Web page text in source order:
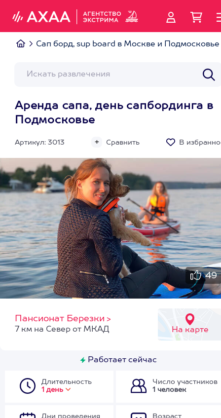
Сап борд, sup board в Москве и Подмосковье
Аренда сапа, день сапбординга в
Подмосковье
Артикул: 3013 Сравнить В
49
Пансионат Березки >
На карте
7 км на Север от МКАД
Работает сейчас
Длительность
1 день
Число участников
1 человек
Дни проведения
Возраст